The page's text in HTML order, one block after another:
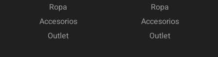
Ropa
Accesorios
Outlet
Ropa
Accesorios
Outlet